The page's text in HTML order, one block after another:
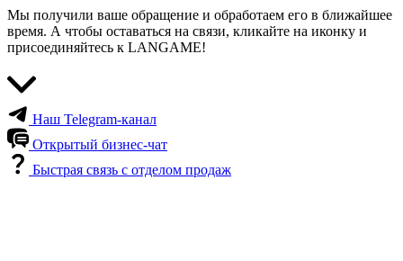
Мы получили ваше обращение и обработаем его в ближайшее
время. А чтобы оставаться на связи, кликайте на иконку и
присоединяйтесь к LANGAME!
Наш Telegram-канал
Открытый бизнес-чат
Быстрая связь с отделом продаж